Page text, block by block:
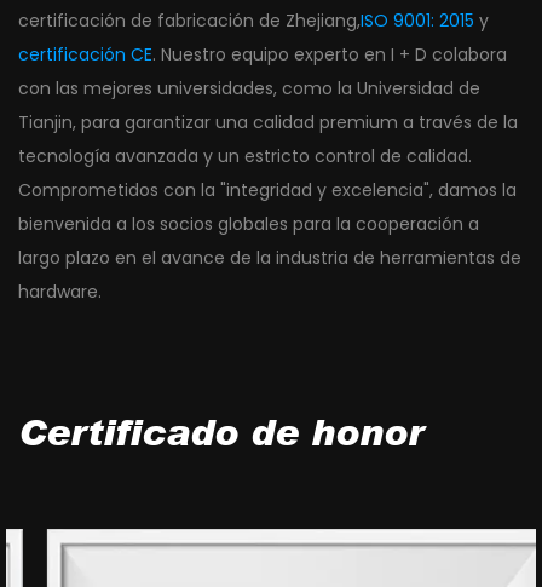
certificación de fabricación de Zhejiang,ISO 9001: 2015 y
certificación CE. Nuestro equipo experto en I + D colabora
con las mejores universidades, como la Universidad de
Tianjin, para garantizar una calidad premium a través de la
tecnología avanzada y un estricto control de calidad.
Comprometidos con la "integridad y excelencia", damos la
bienvenida a los socios globales para la cooperación a
largo plazo en el avance de la industria de herramientas de
hardware.
Certificado de honor